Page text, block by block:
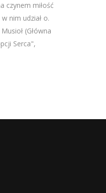
czynem miłość
nim udział o.
(Główna
Serca",